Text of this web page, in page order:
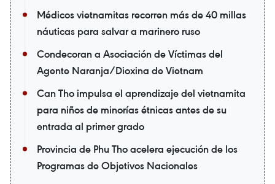
Médicos vietnamitas recorren más de 40 millas
náuticas para salvar a marinero ruso
Condecoran a Asociación de Víctimas del
Agente Naranja/Dioxina de Vietnam
Can Tho impulsa el aprendizaje del vietnamita
para niños de minorías étnicas antes de su
entrada al primer grado
Provincia de Phu Tho acelera ejecución de los
Programas de Objetivos Nacionales